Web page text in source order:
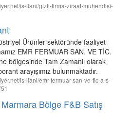
is-ilani/gizli-firma-ziraat-muhendisi-
Ürünler sektöründe faaliyet
EMR FERMUAR SAN. VE TİC.
bölgesinde Tam Zamanlı olarak
arayışımız bulunmaktadır.
is-ilani/emr-fermuar-san-ve-tic-a-s-
Bölge F&B Satış